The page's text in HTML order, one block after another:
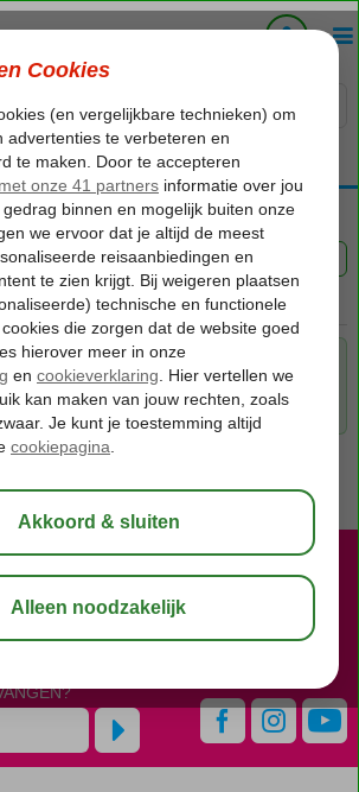
Voelt als thuiskomen...
FILTER 0 AANBIEDINGEN
criteria hebben we helaas geen mogelijkheden.
of meerdere criteria om toch mogelijkheden te
023 - 7510606